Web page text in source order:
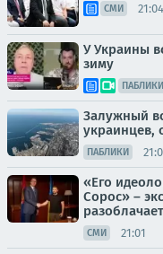
СМИ 21:04
У Украины
зиму
ПАБЛИКИ
Залужный
украинцев,
ПАБЛИКИ
«Его
Сорос» –
СМИ 21:01